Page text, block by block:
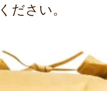
ださい。